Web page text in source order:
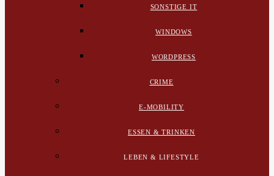
SONSTIGE IT
WINDOWS
WORDPRESS
CRIME
E-MOBILITY
ESSEN & TRINKEN
LEBEN & LIFESTYLE